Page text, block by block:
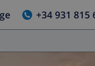
+34 931 815